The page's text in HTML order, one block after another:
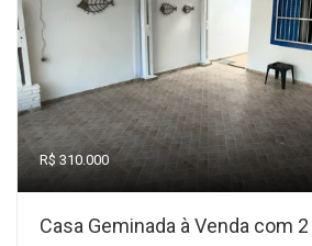
R$ 310.000
Casa Geminada à Venda com